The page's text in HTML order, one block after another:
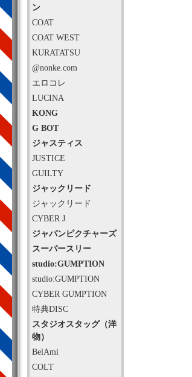
ン
COAT
COAT WEST
KURATATSU
@nonke.com
エロコレ
LUCINA
KONG
G BOT
ジャスティス
JUSTICE
GUILTY
ジャックリード
ジャックリード
CYBER J
ジャパンピクチャーズ
スーパースリー
studio:GUMPTION
studio:GUMPTION
CYBER GUMPTION
特典DISC
スタジオスタッグ（洋
物）
BelAmi
COLT